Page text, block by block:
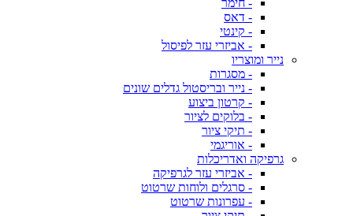
- חימר
- דאס
- קינטי
- אביזרי עזר לפיסול
נייר ומוצריו
- מסגרות
- נייר ובריסטול גדלים שונים
- קרטון ביצוע
- בלוקים לציור
- תיקי ציור
- אוריגמי
גרפיקה ואדריכלות
- אביזרי עזר לגרפיקה
- סרגלים ולוחות שרטוט
- עפרונות שרטוט